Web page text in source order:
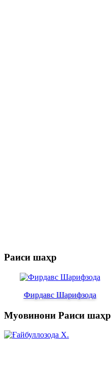
Раиси шаҳр
Фирдавс Шарифзода
Муовинони Раиси шаҳр